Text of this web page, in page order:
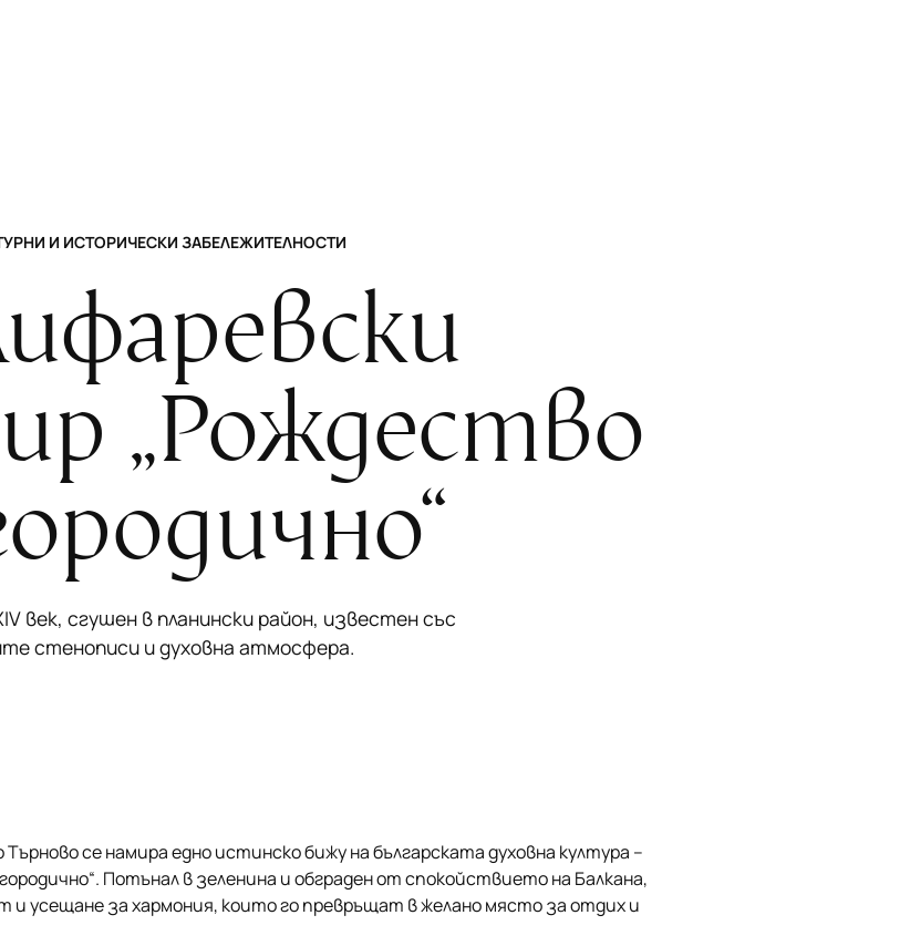
И ИСТОРИЧЕСКИ ЗАБЕЛЕЖИТЕЛНОСТИ
„Рождество
век, сгушен в планински район, известен със
стенописи и духовна атмосфера.
се намира едно истинско бижу на българската духовна култура –
Потънал в зеленина и обграден от спокойствието на Балкана,
усещане за хармония, които го превръщат в желано място за отдих и